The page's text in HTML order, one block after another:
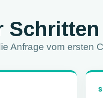
Anfrage vom ersten